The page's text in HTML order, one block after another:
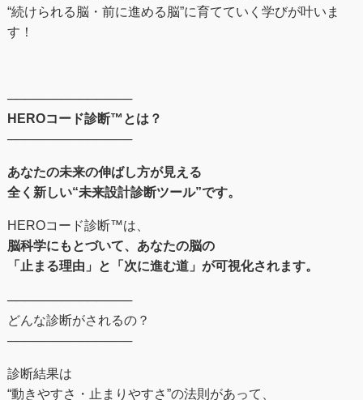
“続けられる脳・前に進める脳”に育てていく学びが叶いま
す！
──────────────
HEROコード診断™とは？
──────────────
あなたの未来の伸ばし⽅が⾒える
全く新しい“未来設計診断ツール”です。
HEROコード診断™︎は、
脳科学にもとづいて、あなたの脳の
「止まる理由」と「次に進む道」が可視化されます。
──────────────
どんな診断がされるの？
──────────────
診断結果は
“動きやすさ・止まりやすさ”の法則があって、